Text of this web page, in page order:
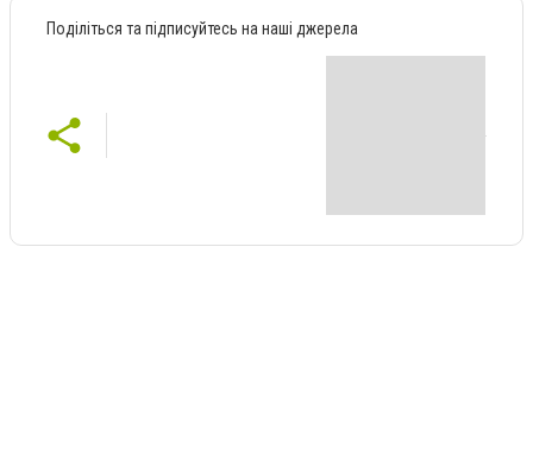
Поділіться та підписуйтесь на наші джерела